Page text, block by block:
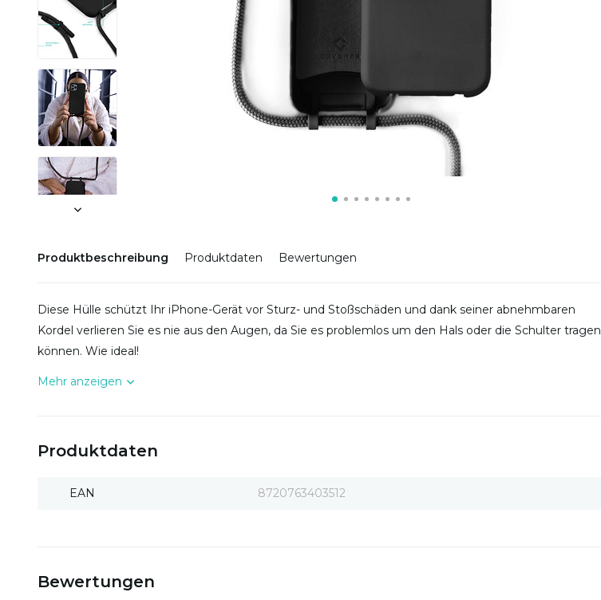
Produktbeschreibung Produktdaten Bewertungen
Diese Hülle schützt Ihr iPhone-Gerät vor Sturz- und Stoßschäden und dank seiner abnehmbaren
Kordel verlieren Sie es nie aus den Augen, da Sie es problemlos um den Hals oder die Schulter tragen
können. Wie ideal!
Mehr anzeigen
Produktdaten
EAN 8720763403512
Bewertungen